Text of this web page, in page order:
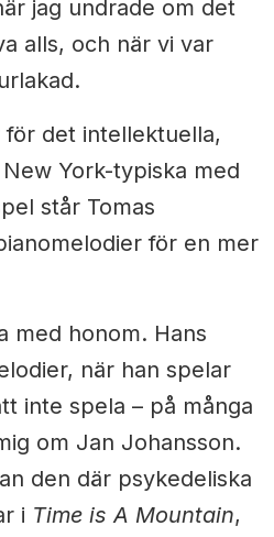
jag undrade om det
alls, och när vi var
det intellektuella,
York-typiska med
står Tomas
för en mer
med honom. Hans
när han spelar
inte spela – på många
om Jan Johansson.
den där psykedeliska
i Time is A Mountain,